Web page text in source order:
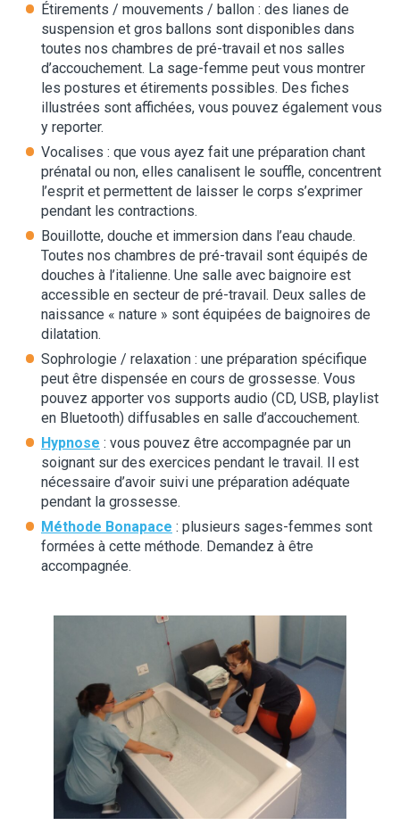
Étirements / mouvements / ballon : des lianes de
suspension et gros ballons sont disponibles dans
toutes nos chambres de pré-travail et nos salles
d’accouchement. La sage-femme peut vous montrer
les postures et étirements possibles. Des fiches
illustrées sont affichées, vous pouvez également vous
y reporter.
Vocalises : que vous ayez fait une préparation chant
prénatal ou non, elles canalisent le souffle, concentrent
l’esprit et permettent de laisser le corps s’exprimer
pendant les contractions.
Bouillotte, douche et immersion dans l’eau chaude.
Toutes nos chambres de pré-travail sont équipés de
douches à l’italienne. Une salle avec baignoire est
accessible en secteur de pré-travail. Deux salles de
naissance « nature » sont équipées de baignoires de
dilatation.
Sophrologie / relaxation : une préparation spécifique
peut être dispensée en cours de grossesse. Vous
pouvez apporter vos supports audio (CD, USB, playlist
en Bluetooth) diffusables en salle d’accouchement.
Hypnose : vous pouvez être accompagnée par un
soignant sur des exercices pendant le travail. Il est
nécessaire d’avoir suivi une préparation adéquate
pendant la grossesse.
Méthode Bonapace : plusieurs sages-femmes sont
formées à cette méthode. Demandez à être
accompagnée.